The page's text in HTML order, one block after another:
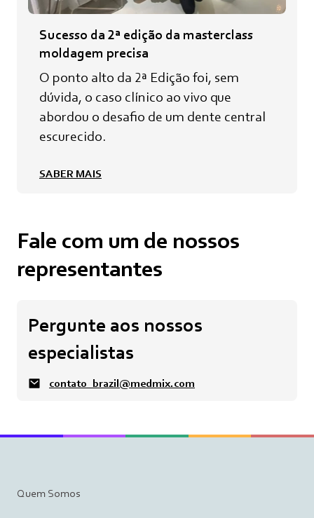
Sucesso da 2ª edição da masterclass
moldagem precisa
O ponto alto da 2ª Edição foi, sem
dúvida, o caso clínico ao vivo que
abordou o desafio de um dente central
escurecido.
SABER MAIS
Fale com um de nossos
representantes
Pergunte aos nossos
especialistas
contato_brazil@medmix.com
Quem Somos